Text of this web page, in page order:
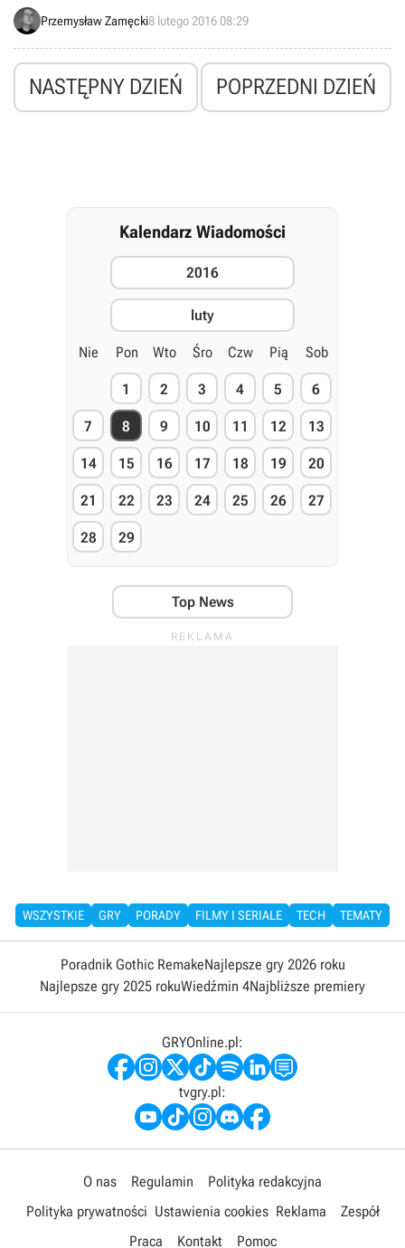
stopniu podium znalazło się Grand Theft Auto V, a oczko niżej trafił
Fallout 4.Przemysław Zamęcki8 lutego 2016 08:29
NASTĘPNY DZIEŃ POPRZEDNI DZIEŃ
Kalendarz Wiadomości
2016
luty
Nie Pon Wto Śro Czw Pią Sob
1 2 3 4 5 6
7 8 9 10 11 12 13
14 15 16 17 18 19 20
21 22 23 24 25 26 27
28 29
Top News
WSZYSTKIE GRY PORADY FILMY I SERIALE TECH TEMATY
Poradnik Gothic RemakeNajlepsze gry 2026 roku
Najlepsze gry 2025 rokuWiedźmin 4Najbliższe premiery
GRYOnline.pl:
tvgry.pl:
O nas Regulamin
Polityka redakcyjna
Polityka prywatności Ustawienia cookies Reklama
Zespół
Praca
Kontakt Pomoc